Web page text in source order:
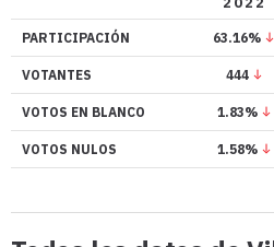
PARTICIPACIÓN 63.16%
VOTANTES 444
VOTOS EN BLANCO 1.83%
VOTOS NULOS 1.58%